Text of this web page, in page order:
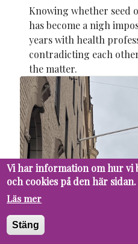
Knowing whether seed
has become a nigh
years with health
contradicting each
the matter.
Vi har information om hur
och cookies på den här sidan.
Läs mer
Stäng